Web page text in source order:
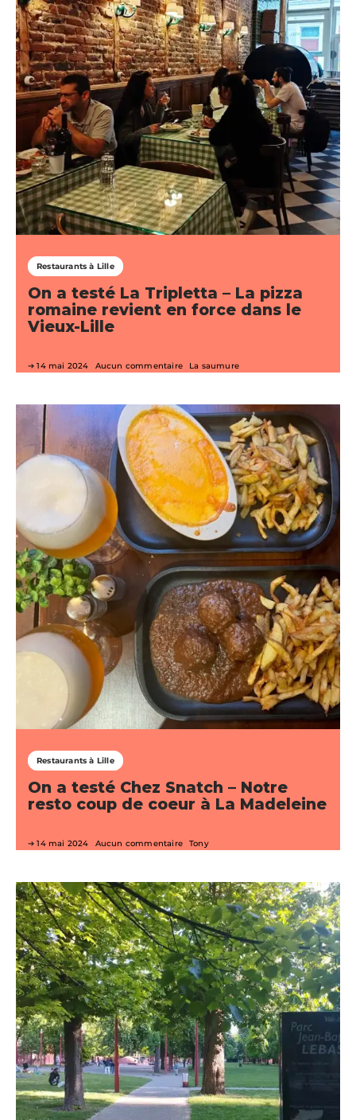
Restaurants à Lille
On a testé La Tripletta – La pizza
romaine revient en force dans le
Vieux-Lille
14 mai 2024 Aucun commentaire La saumure
Restaurants à Lille
On a testé Chez Snatch – Notre
resto coup de coeur à La Madeleine
14 mai 2024 Aucun commentaire Tony